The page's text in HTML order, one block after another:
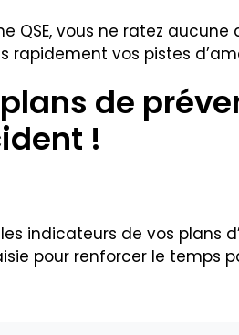
QSE, vous ne ratez aucune
rapidement vos pistes
de
!
indicateurs de vos plans
pour renforcer le temps